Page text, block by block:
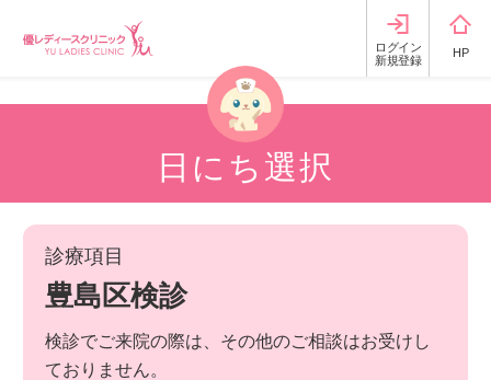
ログイン
新規登録
HP
日にち選択
診療項目
豊島区検診
検診でご来院の際は、その他のご相談はお受けし
ておりません。